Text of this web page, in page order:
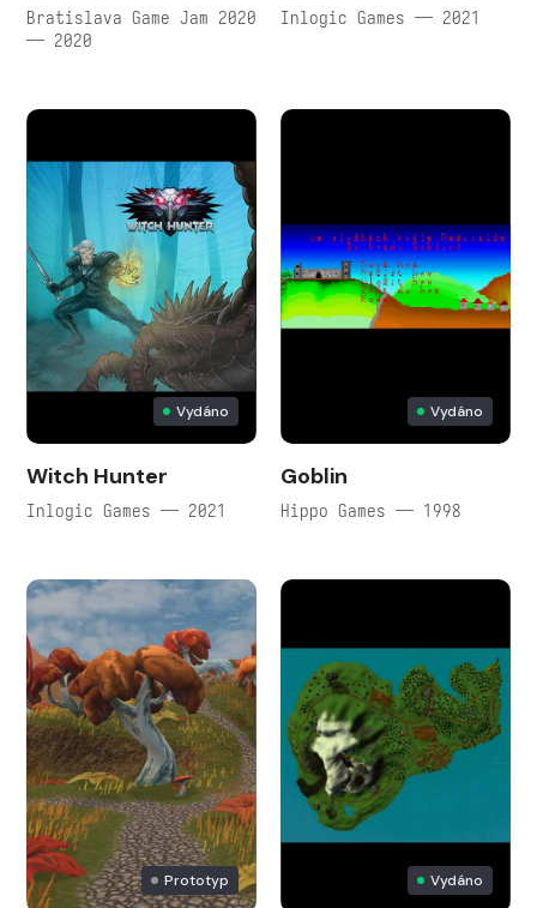
Bratislava Game Jam 2020
— 2020
Inlogic Games — 2021
Vydáno
Witch Hunter
Inlogic Games — 2021
Vydáno
Goblin
Hippo Games — 1998
Prototyp Vydáno